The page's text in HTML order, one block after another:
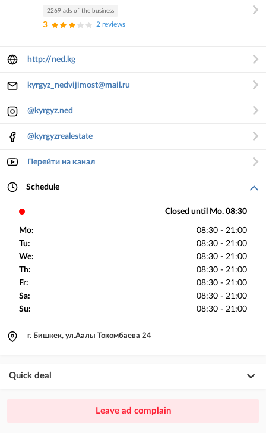
2269 ads of the business
3 2 reviews
http://ned.kg
kyrgyz_nedvijimost@mail.ru
@kyrgyz.ned
@kyrgyzrealestate
Перейти на канал
Schedule
Closed until Mo. 08:30
Mo:
08:30 - 21:00
Tu:
08:30 - 21:00
We:
08:30 - 21:00
Th:
08:30 - 21:00
Fr:
08:30 - 21:00
Sa:
08:30 - 21:00
Su:
08:30 - 21:00
г. Бишкек, ул.Аалы Токомбаева 24
Quick deal
ad placement above VIP + paid promotion on Instagram
Leave ad complain